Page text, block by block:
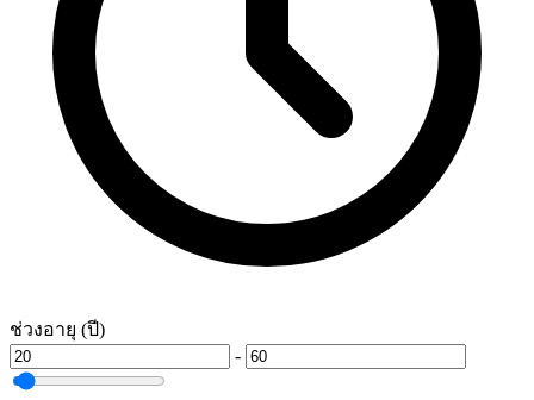
ช่วงอายุ (ปี)
-